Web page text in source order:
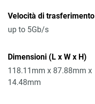
Velocità di trasferimento
up to 5Gb/s
Dimensioni (L x W x H)
118.11mm x 87.88mm x
14.48mm